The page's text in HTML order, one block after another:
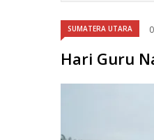
SUMATERA UTARA
Hari Guru